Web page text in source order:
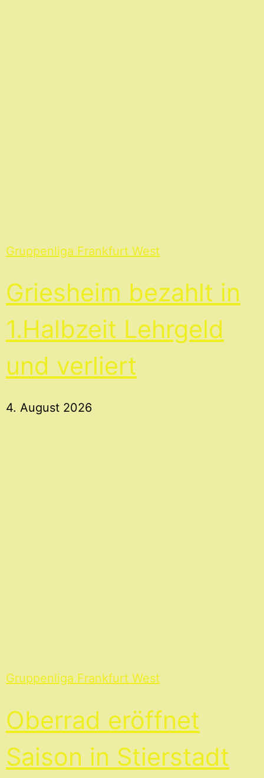
Gruppenliga Frankfurt West
Griesheim bezahlt in
1.Halbzeit Lehrgeld
und verliert
4. August 2026
Gruppenliga Frankfurt West
Oberrad eröffnet
Saison in Stierstadt